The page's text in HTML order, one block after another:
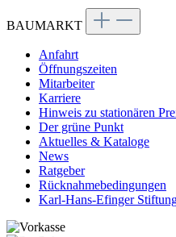
BAUMARKT
Anfahrt
Öffnungszeiten
Mitarbeiter
Karriere
Hinweis zu stationären
Der grüne Punkt
Aktuelles & Kataloge
News
Ratgeber
Rücknahmebedingungen
Karl-Hans-Efinger